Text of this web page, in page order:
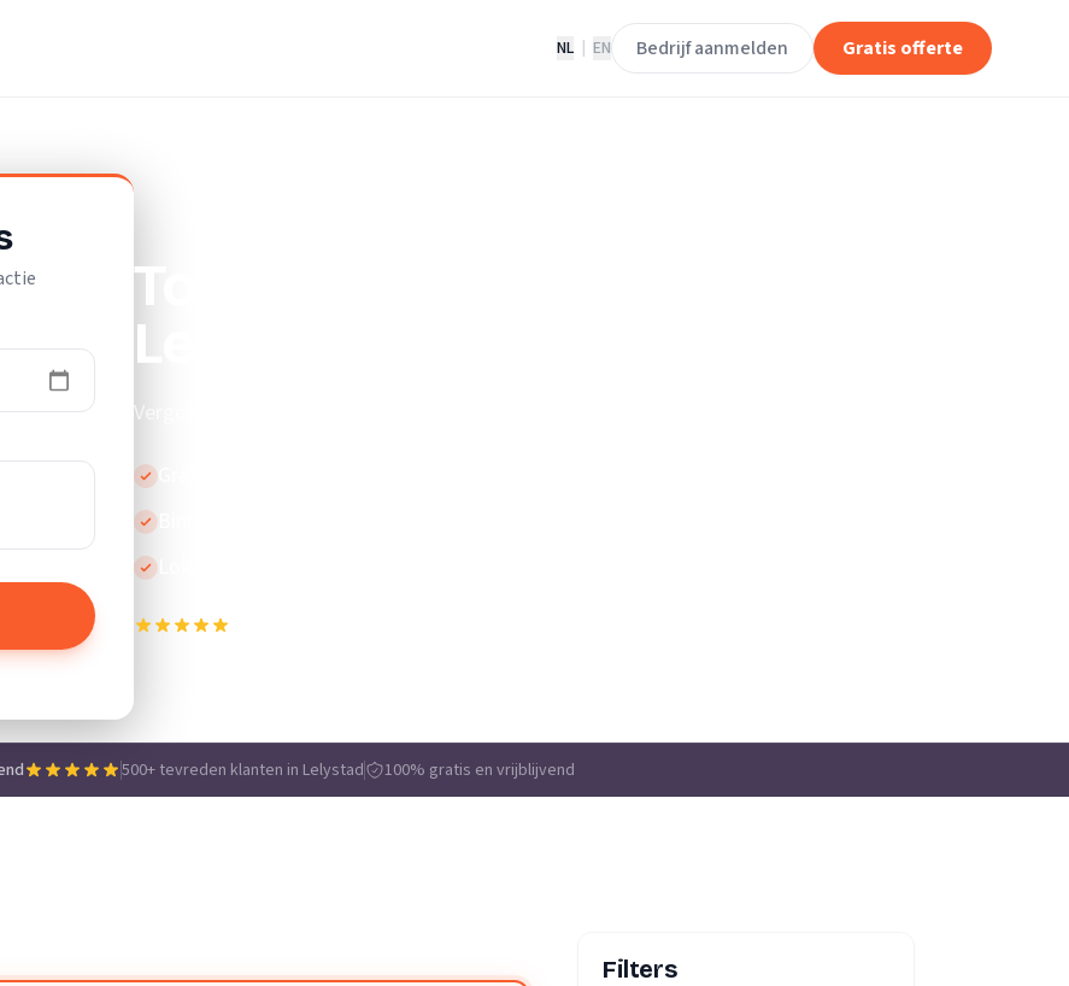
NL EN Bedrijf aanmelden Gratis offerte
Top 10 beste vloerleggers in
Lelystad
Vergelijk de beste vloerleggers in Lelystad.
Gratis en vrijblijvend
Binnen 24 uur reactie
Lokale vakmensen
500+ tevreden klanten in Lelystad 100% gratis en vrijblijvend
Filters